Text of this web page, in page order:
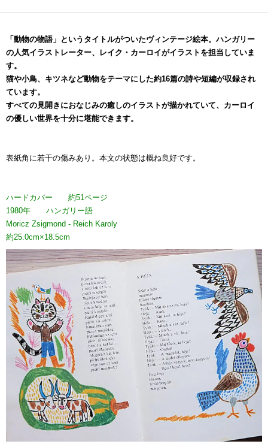
「動物の物語」というタイトルがついたヴィンテージ絵本。ハンガリー
の人気イラストレーター、レイク・カーロイがイラストを担当していま
す。
猫や小鳥、キツネなど動物をテーマにした約16篇の詩や短編が収録され
ています。
すべての見開きにおなじみの癒しのイラストが描かれていて、カーロイ
の優しい世界を十分に堪能できます。
表紙角に若干の傷みあり。本文の状態は概ね良好です。
ハードカバー 約51ページ
1980年 ハンガリー語
Moricz Zsigmond - Reich Karoly
約25.0cm×18.5cm